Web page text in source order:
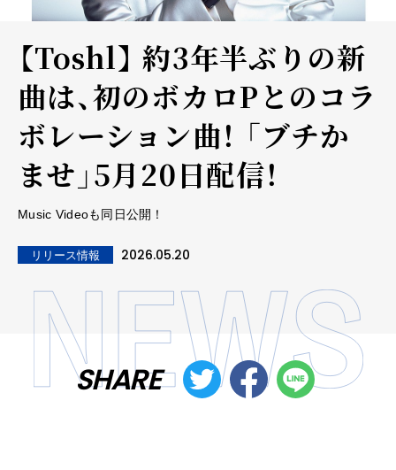
【Toshl】 約3年半ぶりの新
曲は、初のボカロPとのコラ
ボレーション曲！ 「ブチか
ませ」5月20日配信！
Music Videoも同日公開！
リリース情報 2026.05.20
SHARE